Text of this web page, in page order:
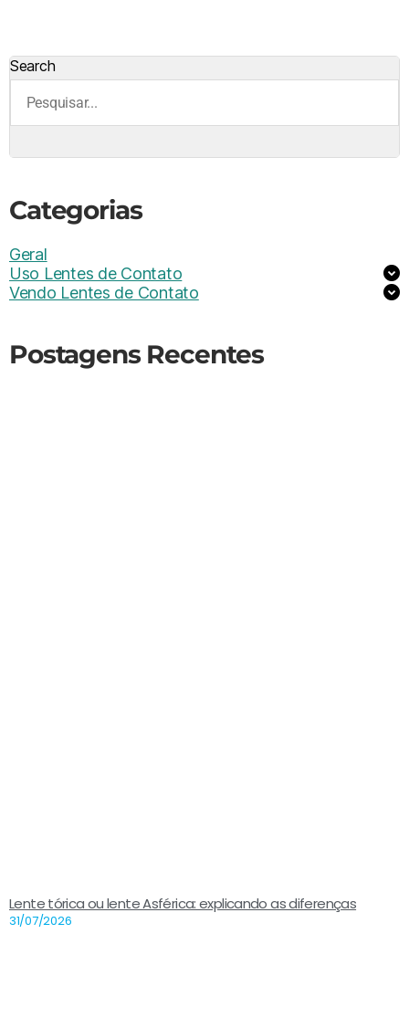
Search
Categorias
Geral
Uso Lentes de Contato
Vendo Lentes de Contato
Postagens Recentes
Lente tórica ou lente Asférica: explicando as diferenças
31/07/2026